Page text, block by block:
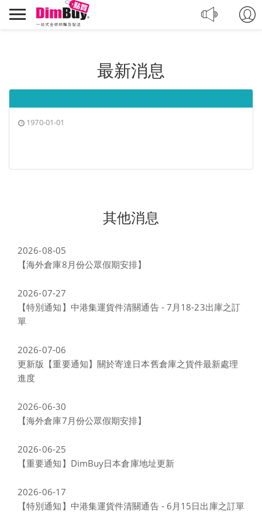
轉
運,
Dimbuy
導
最新消息
1970-01-01
其他消息
2026-08-05
【海外倉庫8月份公眾假期安排】
2026-07-27
【特別通知】中港集運貨件清關通告 - 7月18-23出庫之訂
單
2026-07-06
更新版【重要通知】關於寄達日本舊倉庫之貨件最新處理
進度
2026-06-30
【海外倉庫7月份公眾假期安排】
2026-06-25
【重要通知】DimBuy日本倉庫地址更新
2026-06-17
【特別通知】中港集運貨件清關通告 - 6月15日出庫之訂單